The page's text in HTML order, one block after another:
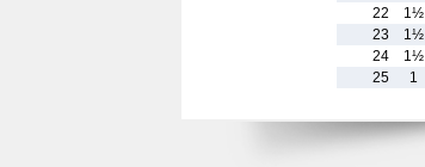
22
1½
23
1½
24
1½
25
1